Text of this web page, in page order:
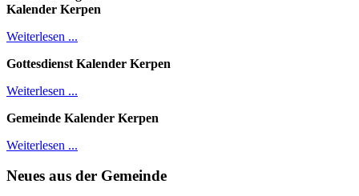
Kalender Kerpen
Weiterlesen ...
Gottesdienst Kalender Kerpen
Weiterlesen ...
Gemeinde Kalender Kerpen
Weiterlesen ...
Neues aus der Gemeinde